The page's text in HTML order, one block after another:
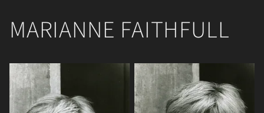
Peintures
Contact
MARIANNE FAITHFULL